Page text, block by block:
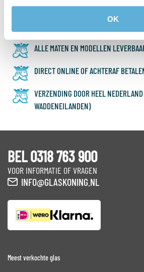
OK
ALLE MATEN EN MODELLEN
DIRECT ONLINE OF ACHTERAF
VERZENDING DOOR HEEL
WADDENEILANDEN)
BEL 0318 763 900
VOOR INFORMATIE OF VRAGEN
INFO@GLASKONING.NL
Meest verkochte glas